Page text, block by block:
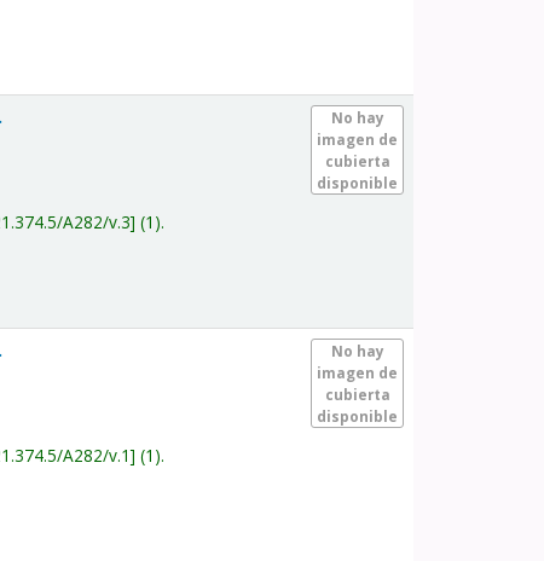
No hay
imagen de
cubierta
disponible
A282/v.3 (1).
No hay
imagen de
cubierta
disponible
A282/v.1 (1).